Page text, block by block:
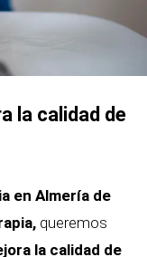
la calidad de
en Almería de
queremos
la calidad de